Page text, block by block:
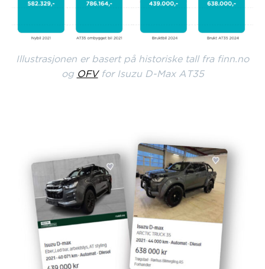
Illustrasjonen er basert på historiske tall fra finn.no
og OFVfor Isuzu D-Max AT35